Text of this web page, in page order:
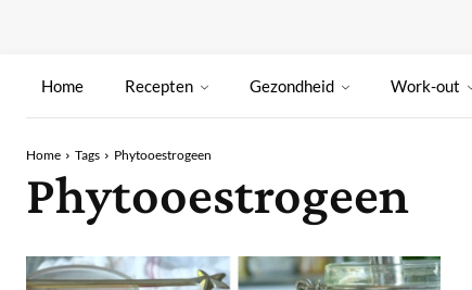
Home Recepten Gezondheid Work-out
Home Tags Phytooestrogeen
Phytooestrogeen